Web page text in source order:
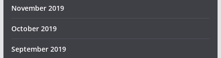
November 2019
October 2019
September 2019